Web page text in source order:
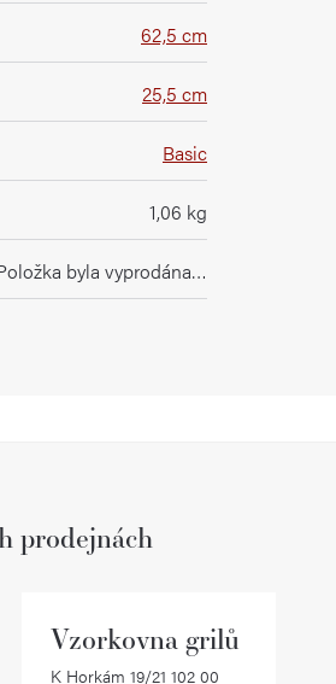
62,5 cm
25,5 cm
Basic
1,06 kg
byla vyprodána…
prodejnách
Vzorkovna grilů
K Horkám 19/21 102 00